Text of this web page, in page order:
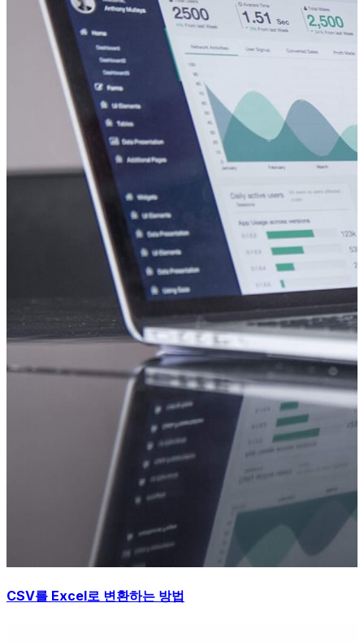
CSV를 Excel로 변환하는 방법